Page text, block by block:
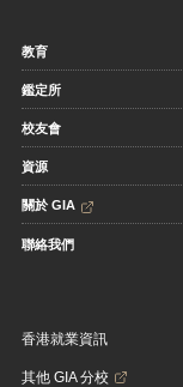
教育
鑑定所
校友會
資源
關於 GIA
聯絡我們
香港就業資訊
其他 GIA 分校